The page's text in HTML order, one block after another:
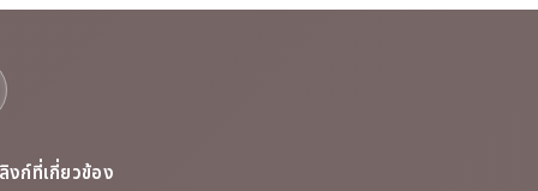
งก์ที่เกี่ยวข้อง